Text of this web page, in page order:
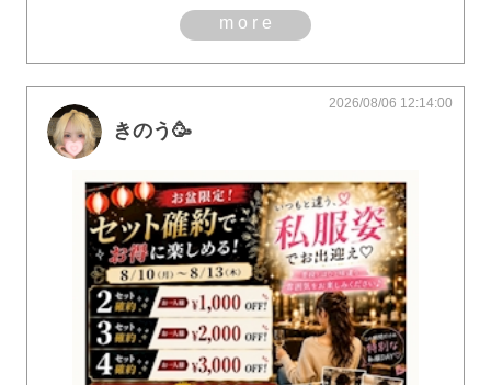
more
きのう🥳
2026/08/06 12:14:00